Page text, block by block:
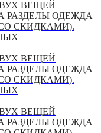
ВЕЩЕЙ
РАЗДЕЛЫ ОДЕЖДА
СКИДКАМИ).
ВЕЩЕЙ
РАЗДЕЛЫ ОДЕЖДА
СКИДКАМИ).
ВЕЩЕЙ
РАЗДЕЛЫ ОДЕЖДА